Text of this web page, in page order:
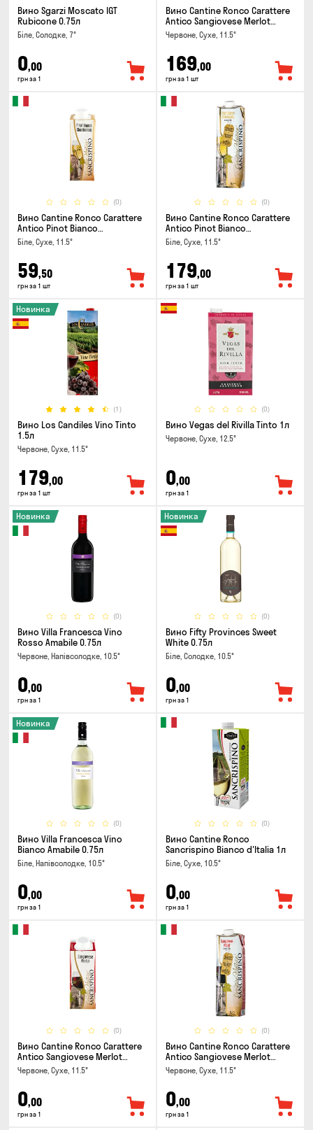
Вино Sgarzi Moscato IGT
Rubicone 0.75л
Біле, Солодке, 7°
0,00
грн за 1
Вино Cantine Ronco Carattere
Antico Sangiovese Merlot
Rubicone IGT 1л
Червоне, Сухе, 11.5°
169,00
грн за 1 шт
(0)
Вино Cantine Ronco Carattere
Antico Pinot Bianco
Chardonnay Rubicone IGT 0.25л
Біле, Сухе, 11.5°
59,50
грн за 1 шт
(0)
Вино Cantine Ronco Carattere
Antico Pinot Bianco
Chardonnay Rubicone IGT 1л
Біле, Сухе, 11.5°
179,00
грн за 1 шт
(1)
Новинка
Вино Los Candiles Vino Tinto
1.5л
Червоне, Сухе, 11.5°
179,00
грн за 1 шт
(0)
Вино Vegas del Rivilla Tinto 1л
Червоне, Сухе, 12.5°
0,00
грн за 1
(0)
Новинка
Вино Villa Francesca Vino
Rosso Amabile 0.75л
Червоне, Напівсолодке, 10.5°
0,00
грн за 1
(0)
Новинка
Вино Fifty Provinces Sweet
White 0.75л
Біле, Солодке, 10.5°
0,00
грн за 1
(0)
Новинка
Вино Villa Francesca Vino
Bianco Amabile 0.75л
Біле, Напівсолодке, 10.5°
0,00
грн за 1
(0)
Вино Cantine Ronco
Sancrispino Bianco d'Italia 1л
Біле, Сухе, 10.5°
0,00
грн за 1
(0)
Вино Cantine Ronco Carattere
Antico Sangiovese Merlot
Rubicone IGT 0.25л
Червоне, Сухе, 11.5°
0,00
грн за 1
(0)
Вино Cantine Ronco Carattere
Antico Sangiovese Merlot
Rubicone IGT 1л
Червоне, Сухе, 11.5°
0,00
грн за 1